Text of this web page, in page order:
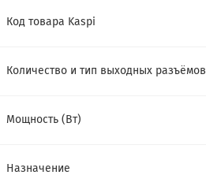
Код товара Kaspi
Количество и тип выходных разъёмов
Мощность (Bт)
Назначение